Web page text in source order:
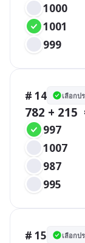
1000
1001
999
# 14 เลือกป
782 + 215
997
1007
987
995
# 15 เลือกป